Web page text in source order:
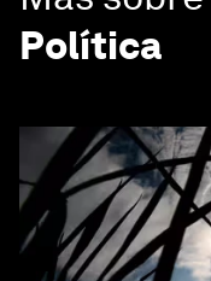
Política